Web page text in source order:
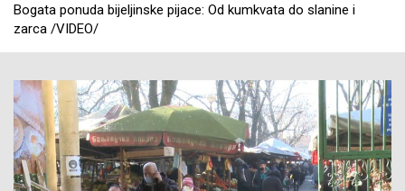
Bogata ponuda bijeljinske pijace: Od kumkvata do slanine i
zarca /VIDEO/